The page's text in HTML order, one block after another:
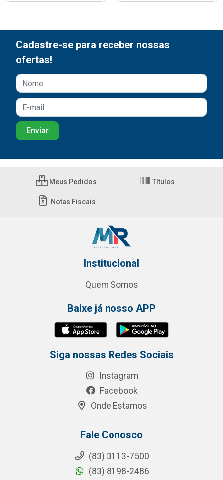
Cadastre-se para receber nossas
ofertas!
Meus Pedidos Títulos
Notas Fiscais
Institucional
Quem Somos
Baixe já nosso APP
Siga nossas Redes Sociais
Instagram
Facebook
Onde Estamos
Fale Conosco
(83) 3113-7500
(83) 8198-2486